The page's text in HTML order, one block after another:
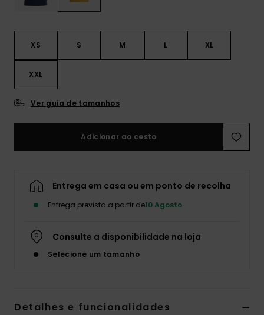
XS S M L XL
XXL
Ver guia de tamanhos
Adicionar ao cesto
Entrega em casa ou em ponto de recolha
Entrega prevista a partir de10 Agosto
Consulte a disponibilidade na loja
Selecione um tamanho
Detalhes e funcionalidades